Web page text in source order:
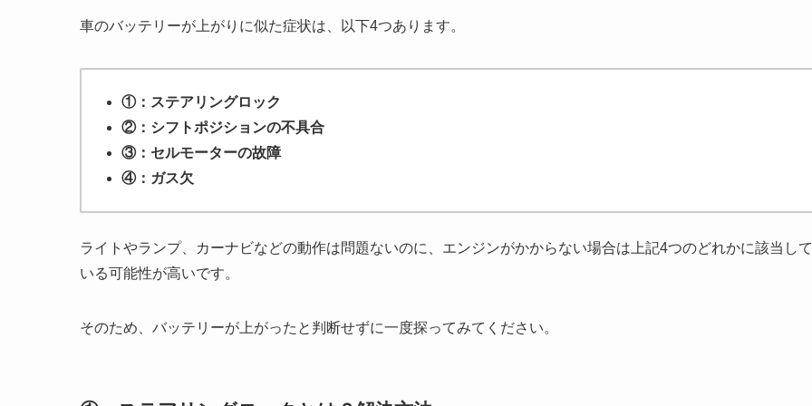
車のバッテリーが上がりに似た症状は、以下4つあります。
①：ステアリングロック
②：シフトポジションの不具合
③：セルモーターの故障
④：ガス欠
ライトやランプ、カーナビなどの動作は問題ないのに、エンジンがかからない場合は上記4つのどれかに該当して
いる可能性が高いです。
そのため、バッテリーが上がったと判断せずに一度探ってみてください。